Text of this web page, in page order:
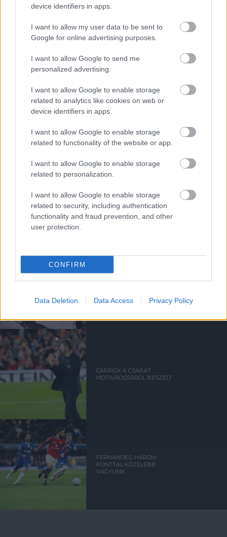
device identifiers in apps.
I want to allow my user data to be sent to
Google for online advertising purposes.
I want to allow Google to send me
personalized advertising.
I want to allow Google to enable storage
related to analytics like cookies on web or
device identifiers in apps.
I want to allow Google to enable storage
related to functionality of the website or app.
I want to allow Google to enable storage
related to personalization.
I want to allow Google to enable storage
related to security, including authentication
functionality and fraud prevention, and other
user protection.
CONFIRM
Data Deletion Data Access Privacy Policy
a ManUtdFanatics.hu működését!
Kapcsolódó hírek
BAJNOKOK LIGÁJA
BAJNOKOK LIGÁJA
MBEUMO: ALIG VÁROM A
CARRICK A CSAPAT
MOTIVÁCIÓJÁRÓL BESZÉLT
FERNANDES: HÁROM
PONTTAL KÖZELEBB
VAGYUNK